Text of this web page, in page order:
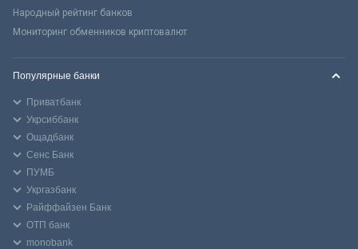
Народный рейтинг банков
Мониторинг обменников криптовалют
Популярные банки
Приватбанк
Укрсиббанк
Ощадбанк
Сенс Банк
ПУМБ
Укргазбанк
Райффайзен Банк
ОТП банк
monobank